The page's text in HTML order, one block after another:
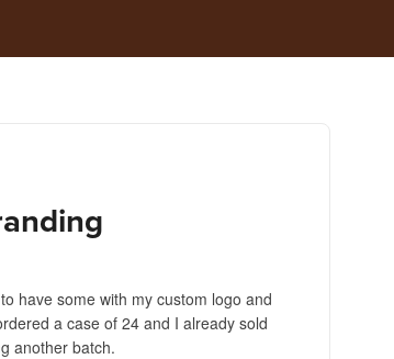
have some with my custom logo and
a case of 24 and I already sold
another batch.